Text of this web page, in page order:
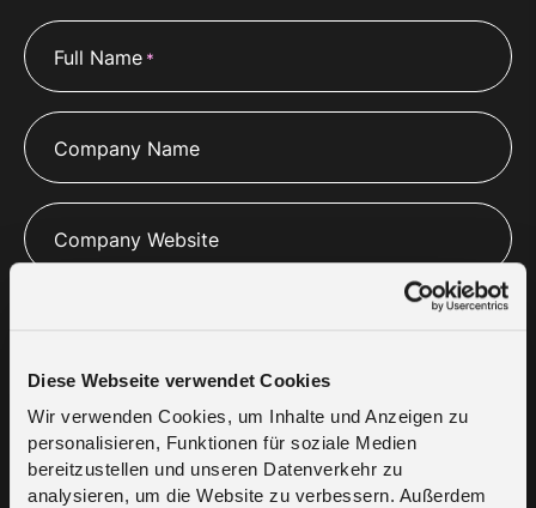
Diese Webseite verwendet Cookies
Wir verwenden Cookies, um Inhalte und Anzeigen zu
personalisieren, Funktionen für soziale Medien
bereitzustellen und unseren Datenverkehr zu
analysieren, um die Website zu verbessern. Außerdem
Full Name *
Company Name
Company Website
Phone *